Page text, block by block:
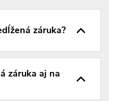
záruka?
záruka aj na